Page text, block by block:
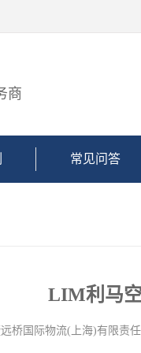
商
常见问答
LIM利马
远桥国际物流(上海)有限